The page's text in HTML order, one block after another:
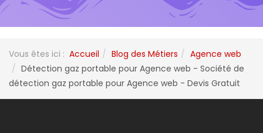
Vous êtes ici : Accueil Blog des Métiers
Agence web
Détection gaz portable pour Agence web - Société de
détection gaz portable pour Agence web - Devis Gratuit